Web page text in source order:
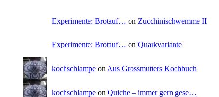
Experimente: Brotauf… on Zucchinischwemme II
Experimente: Brotauf… on Quarkvariante
kochschlampe on Aus Grossmutters Kochbuch
kochschlampe on Quiche – immer gern gese…